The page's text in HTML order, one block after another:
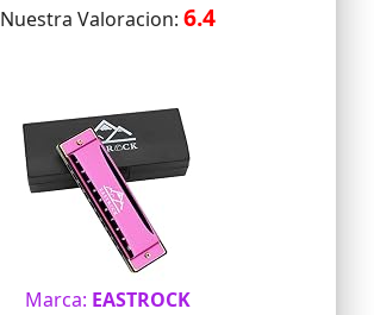
Nuestra Valoracion: 6.4
Marca: EASTROCK